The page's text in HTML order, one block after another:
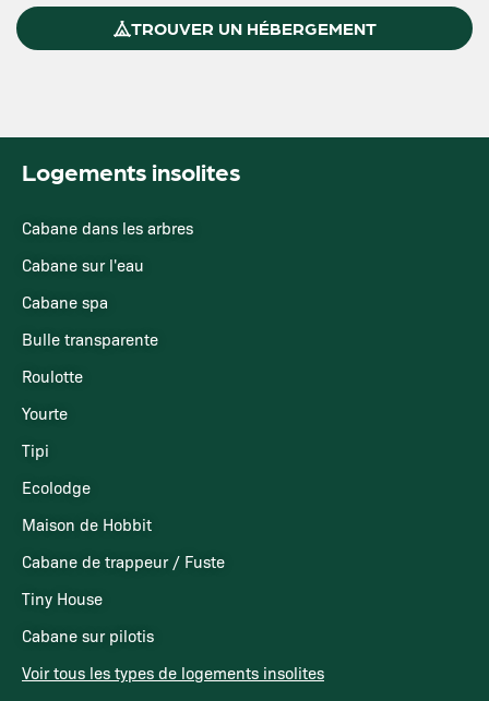
TROUVER UN HÉBERGEMENT
Logements insolites
Cabane dans les arbres
Cabane sur l'eau
Cabane spa
Bulle transparente
Roulotte
Yourte
Tipi
Ecolodge
Maison de Hobbit
Cabane de trappeur / Fuste
Tiny House
Cabane sur pilotis
Voir tous les types de logements insolites